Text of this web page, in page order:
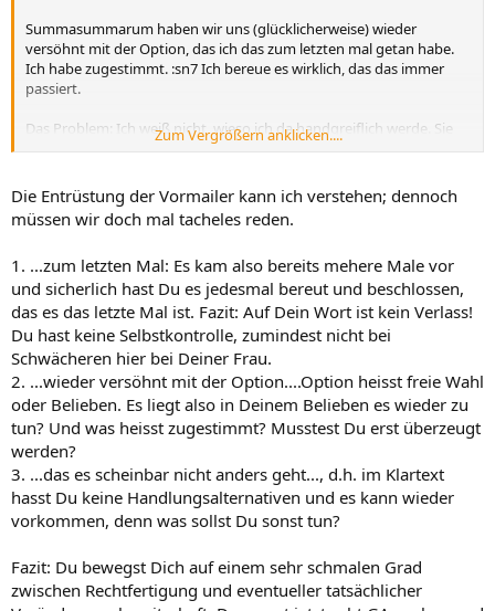
Summasummarum haben wir uns (glücklicherweise) wieder
versöhnt mit der Option, das ich das zum letzten mal getan habe.
Ich habe zugestimmt. :sn7 Ich bereue es wirklich, das das immer
passiert.
Das Problem: Ich weiß nicht, wieso ich da handgreiflich werde. Sie
nervt mich in diesem Moment so dermaßen, das es scheinbar nicht
Zum Vergrößern anklicken....
Die Entrüstung der Vormailer kann ich verstehen; dennoch
müssen wir doch mal tacheles reden.
1. ...zum letzten Mal: Es kam also bereits mehere Male vor
und sicherlich hast Du es jedesmal bereut und beschlossen,
das es das letzte Mal ist. Fazit: Auf Dein Wort ist kein Verlass!
Du hast keine Selbstkontrolle, zumindest nicht bei
Schwächeren hier bei Deiner Frau.
2. ...wieder versöhnt mit der Option....Option heisst freie Wahl
oder Belieben. Es liegt also in Deinem Belieben es wieder zu
tun? Und was heisst zugestimmt? Musstest Du erst überzeugt
werden?
3. ...das es scheinbar nicht anders geht..., d.h. im Klartext
hasst Du keine Handlungsalternativen und es kann wieder
vorkommen, denn was sollst Du sonst tun?
Fazit: Du bewegst Dich auf einem sehr schmalen Grad
zwischen Rechtfertigung und eventueller tatsächlicher